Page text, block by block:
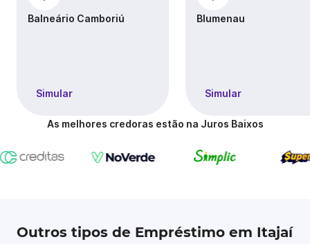
Balneário Camboriú
Simular
Blumenau
Simular
As melhores credoras estão na Juros Baixos
Outros tipos de Empréstimo em Itajaí